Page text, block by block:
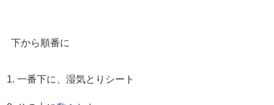
下から順番に
一番下に、湿気とりシート